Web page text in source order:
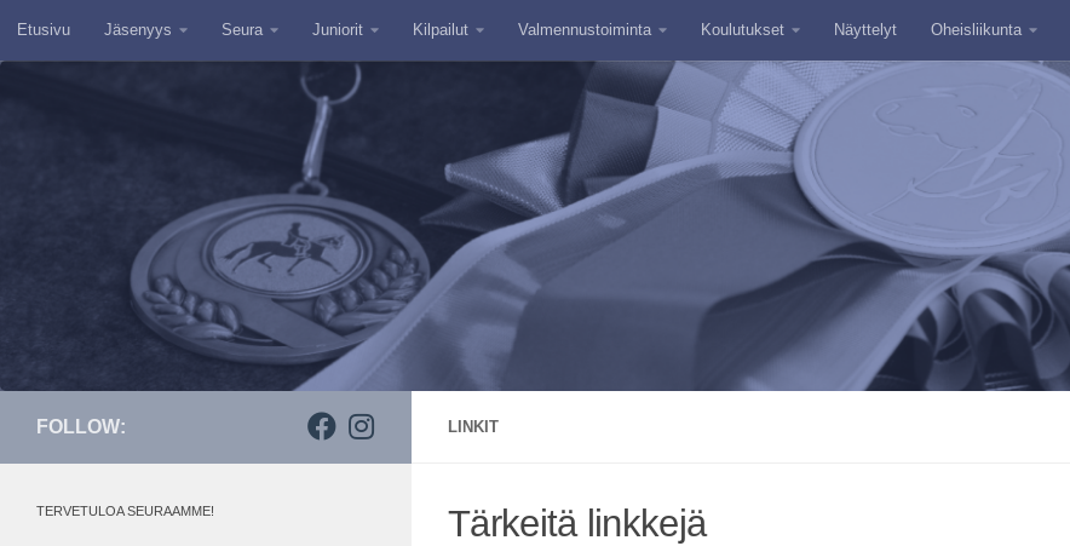
Skip to content
Etusivu Jäsenyys Seura Juniorit Kilpailut Valmennustoiminta Koulutukset Näyttelyt Oheisliikunta
LINKIT
Tärkeitä linkkejä
FOLLOW:
TERVETULOA SEURAAMME!